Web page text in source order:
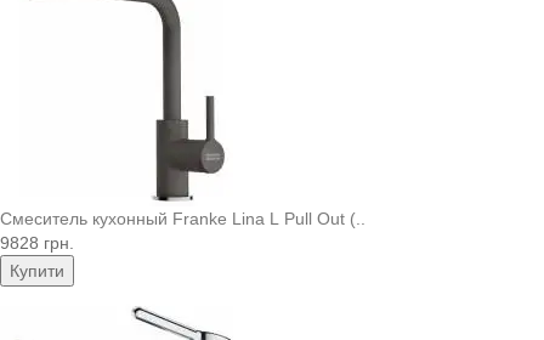
Смеситель кухонный Franke Lina L Pull Out (..
9828 грн.
Купити